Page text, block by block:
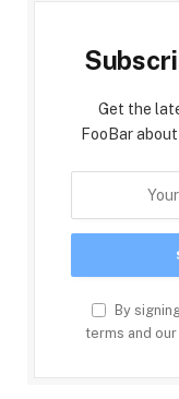
Get the
FooBar
By
terms and our